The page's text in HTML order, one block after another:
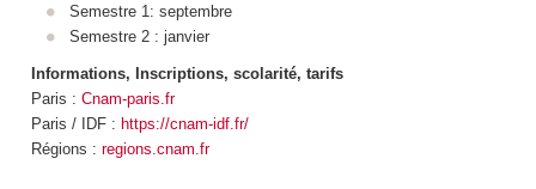
Semestre 1: septembre
Semestre 2 : janvier
Informations, Inscriptions, scolarité, tarifs
Paris : Cnam-paris.fr
Paris / IDF : https://cnam-idf.fr/
Régions : regions.cnam.fr